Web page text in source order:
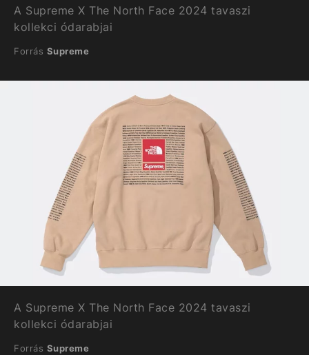
A Supreme X The North Face 2024 tavaszi
kollekci ódarabjai
Forrás Supreme
A Supreme X The North Face 2024 tavaszi
kollekci ódarabjai
Forrás Supreme